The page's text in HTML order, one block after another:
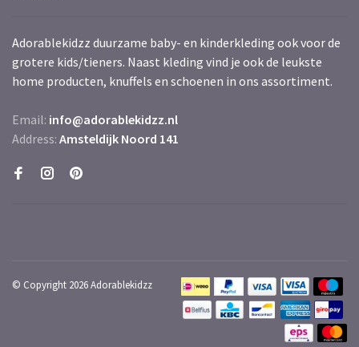
Adorablekidzz duurzame baby- en kinderkleding ook voor de
grotere kids/tieners. Naast kleding vind je ook de leukste
home producten, knuffels en schoenen in ons assortiment.
Email: info@adorablekidzz.nl
Address: Amsteldijk Noord 141
© Copyright 2026 Adorablekidzz